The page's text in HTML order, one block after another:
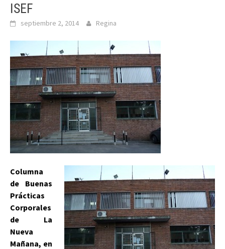
ISEF
septiembre 2, 2014 Regina
Columna
de Buenas
Prácticas
Corporales
de La
Nueva
Mañana, en